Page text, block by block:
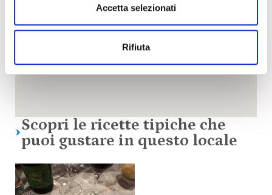
Accetta selezionati
Rifiuta
Scopri le ricette tipiche che
puoi gustare in questo locale